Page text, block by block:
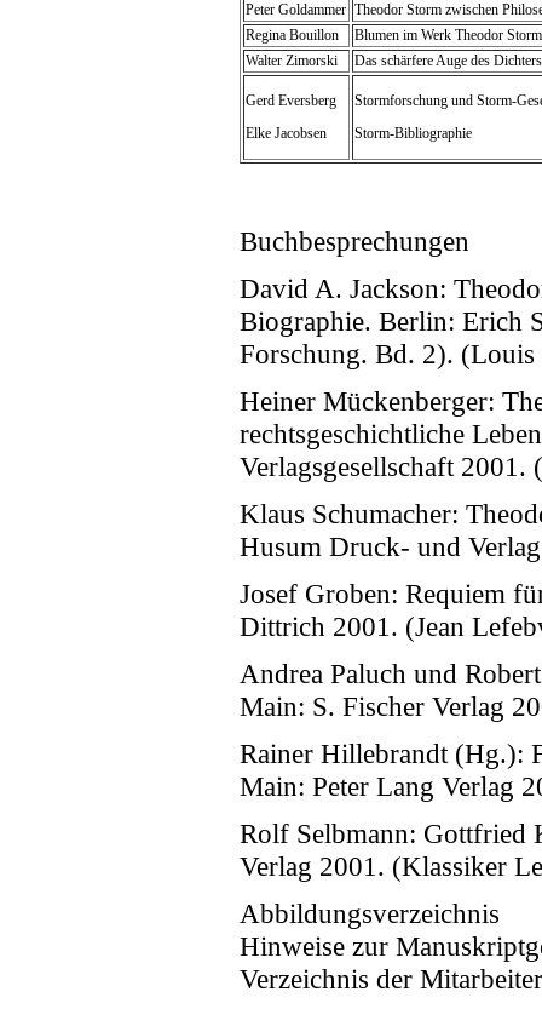
Peter Goldammer Theodor Storm zwischen
Regina Bouillon
Blumen im Werk Theodor
Walter Zimorski
Das schärfere Auge des
Gerd Eversberg
Elke Jacobsen
Stormforschung und Storm-
Storm-Bibliographie
Buchbesprechungen
David A. Jackson:
Biographie. Berlin: Erich
Forschung. Bd. 2). (Louis
Heiner Mückenberger:
rechtsgeschichtliche
Verlagsgesellschaft 2001.
Klaus Schumacher:
Husum Druck- und
Josef Groben: Requiem
Dittrich 2001. (Jean
Andrea Paluch und
Main: S. Fischer Verlag
Rainer Hillebrandt (Hg.):
Main: Peter Lang Verlag
Rolf Selbmann: Gottfried
Verlag 2001. (Klassiker
Abbildungsverzeichnis
Hinweise zur
Verzeichnis der Mitarbeiter